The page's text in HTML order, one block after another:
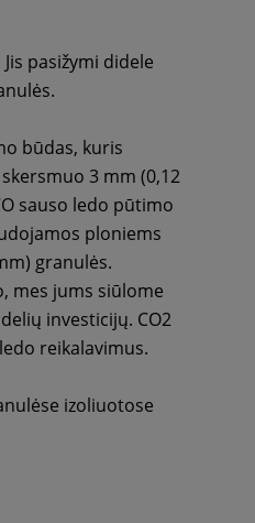
pasižymi didele
būdas, kuris
3 mm (0,12
sauso ledo pūtimo
ploniems
granulės.
mes jums siūlome
investicijų. CO2
reikalavimus.
izoliuotose